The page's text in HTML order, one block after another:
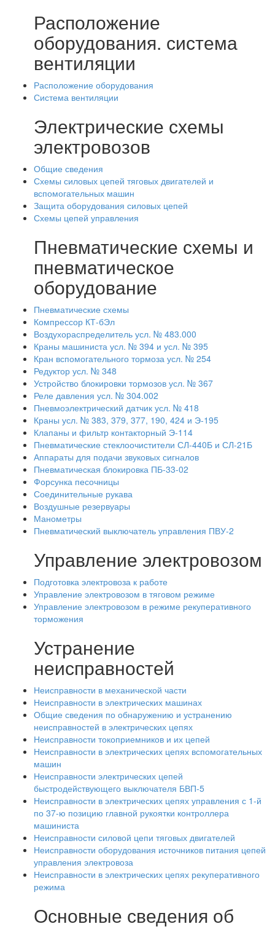
Расположение
оборудования. система
вентиляции
Расположение оборудования
Система вентиляции
Электрические схемы
электровозов
Общие сведения
Схемы силовых цепей тяговых двигателей и
вспомогательных машин
Защита оборудования силовых цепей
Схемы цепей управления
Пневматические схемы и
пневматическое
оборудование
Пневматические схемы
Компрессор КТ-бЭл
Воздухораспределитель усл. № 483.000
Краны машиниста усл. № 394 и усл. № 395
Кран вспомогательного тормоза усл. № 254
Редуктор усл. № 348
Устройство блокировки тормозов усл. № 367
Реле давления усл. № 304.002
Пневмоэлектрический датчик усл. № 418
Краны усл. № 383, 379, 377, 190, 424 и Э-195
Клапаны и фильтр контакторный Э-114
Пневматические стеклоочистители СЛ-440Б и СЛ-21Б
Аппараты для подачи звуковых сигналов
Пневматическая блокировка ПБ-33-02
Форсунка песочницы
Соединительные рукава
Воздушные резервуары
Манометры
Пневматический выключатель управления ПВУ-2
Управление электровозом
Подготовка электровоза к работе
Управление электровозом в тяговом режиме
Управление электровозом в режиме рекуперативного
торможения
Устранение
неисправностей
Неисправности в механической части
Неисправности в электрических машинах
Общие сведения по обнаружению и устранению
неисправностей в электрических цепях
Неисправности токоприемников и их цепей
Неисправности в электрических цепях вспомогательных
машин
Неисправности электрических цепей
быстродействующего выключателя БВП-5
Неисправности в электрических цепях управления с 1-й
по 37-ю позицию главной рукоятки контроллера
машиниста
Неисправности силовой цепи тяговых двигателей
Неисправности оборудования источников питания цепей
управления электровоза
Неисправности в электрических цепях рекуперативного
режима
Основные сведения об